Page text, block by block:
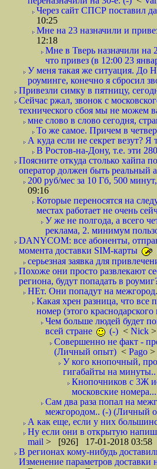
Через сайт СПСР поставил
10:25
Мне на 23 назначили и
12:18
Мне в Тверь назначили на
что привез (в 12:00 23
У меня такая же ситуация. До
роуминге, конечно я сбросил
Привезли симку в пятницу,
Сейчас ржал, звонок с
технического сбоя мы не можем
мне слово в слово сегодня,
То же самое. Причем в
А куда если не секрет везут? Я
В Ростов-на-Дону, т.е. эти
Поясните откуда столько хайпа
оператор должен быть реальный
200 руб/мес за 10 Гб, 500
09:16
Которые переносятся на
местах работает не очень
У же не полгода, а всего
реклама, 2. минимум
DANYCOM: все абоненты,
момента доставки SIM-карты
серьезная заявка для
Похоже они просто развлекают
региона, будут попадать в
НЕт. Они попадут на
Какая хрен разница, что
номер (этого
Чем больше людей будет
всей стране
(-) < Nick
Совершенно не факт -
(Личный опыт) < Pago >
У кого кнопочный,
гигабайты на
Кнопочников с 3Ж
московские
Сам два раза попал на
межгородом.. (-) (Личный
А как еще, если у них
Ну если они в открытую
mail > [926] 17-01-2018 03:58
В регионах кому-нибудь
Изменение параметров доставки